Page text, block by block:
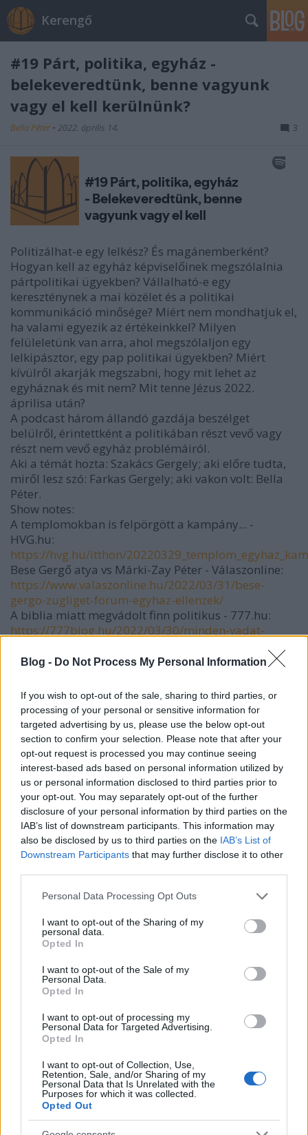
Blog - Do Not Process My Personal Information
If you wish to opt-out of the sale, sharing to third parties, or
processing of your personal or sensitive information for
targeted advertising by us, please use the below opt-out
section to confirm your selection. Please note that after your
opt-out request is processed you may continue seeing
interest-based ads based on personal information utilized by
us or personal information disclosed to third parties prior to
your opt-out. You may separately opt-out of the further
disclosure of your personal information by third parties on the
IAB’s list of downstream participants. This information may
also be disclosed by us to third parties on the IAB’s List of
Downstream Participants that may further disclose it to other
Please note that this website/app uses one or more Google
not limited to your visit or usage behaviour. You may click to
grant or deny consent to Google and its third-party tags to
use your data for below specified purposes in below Google
consent section.
Personal Data Processing Opt Outs
I want to opt-out of the Sharing of my
personal data.
Opted In
I want to opt-out of the Sale of my
Personal Data.
Opted In
I want to opt-out of processing my
Personal Data for Targeted Advertising.
Opted In
I want to opt-out of Collection, Use,
Retention, Sale, and/or Sharing of my
Personal Data that Is Unrelated with the
Purposes for which it was collected.
Opted Out
Kerengő
#19 Párt, politika, egyház -
belekeveredtünk, benne vagyunk
vagy el kell kerülnünk?
Bella Péter • 2022. április 14. 3
Politizálhat-e egy lelkész? És magánemberként?
Hogyan kell az egyház képviselőinek megszólalnia
pártpolitikai ügyekben? Vállalható-e egy
kereszténynek a mai közélet és a politikai
kommunikáció minősége? Miért nem mondhatjuk el,
ha valami egyezik az értékeinkkel? Milyen
felüleletünk van arra, ahol megszólaljon egy
lelkipásztor, egy pap politikai ügyekben? Miért
kívülről akarják megszabni, hogy mit lehet az
egyháznak és mit nem? Mit tenne Jézus 2022.
áprilisa után?
A podcast három állandó gazdája beszélget
belülről, érintettként a politikában részt vevő vagy
részt nem vevő egyház problémáiról.
Aki a témát hozta: Szakács Gergely; aki előre tudta,
miről lesz szó: Farkas Gergely; aki vakon volt: Bella
Péter.
Show notes:
A templomokban is felpörgött a kampány... -
HVG.hu:
https://hvg.hu/itthon/
Bese Gergő atya vs Márki-Zay Péter - Válaszonline:
https://www.valaszonline.hu/2022/03/31/bese-
gergo-zugliget-forum-egyhaz-ellenzek/
A biblia miatt megvádolt finn politikus - 777.hu:
https://777blog.hu/2022/03/30/minden-vadat-
rasanen-ellen/
https://777blog.hu/2018/01/15/politizalhat-e-az-
egyhaz/
Kire szavazna Jézus? - Hodász András:
https://telex.hu/velemeny/2022/04/02/kire-
szavazna-jezus
A Magyarországi Refromátus Egyház vezetőinek
nyilatkozata a választásokra:
https://reformatus.hu/egyhazunk/hirek/nyilatkozat-
az-aprilisi-3-ai-orszaggyulesi-valasztas-elott/
Bölcskei Gusztáv és Grecsó Krisztián párbeszéde:
https://www.valaszonline.hu/2022/03/01/bolcskei-
gusztav-grecso-krisztian-parbeszed-interju/
Hogy egyeztethető össze a kereszténység a kétpárti
https://www.evangelikalcsoport.hu/2018/10/04/tim-
keller-hogyan-egyeztetheto-ossze-a-keresztenyseg-
a-ketparti-politikai-rendszerrel-sehogy/
Megtaláltok minket:
Google podcast
Apple podcast
Spotify
Ajánlott bejegyzések: